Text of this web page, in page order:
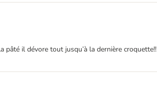
il dévore tout jusqu’à la dernière croquette!!